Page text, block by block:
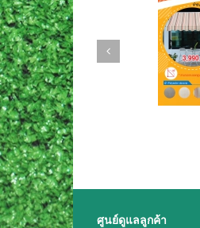
กันสาดพับเก็บ Balcony
กันแดด กันฝน ได้โดยไม่
ต้องเจาะผนัง ราคาเริ่มต้น
เพียง 3,990.- จัดส่งฟรีทั่ว
ประเทศ (โปรฯ ถึง 15 พ.ค.
ศูนย์ดูแลลูกค้า